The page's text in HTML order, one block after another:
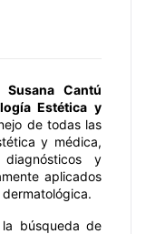
Cantú
Estética y
de todas las
y médica,
y
aplicados
búsqueda de